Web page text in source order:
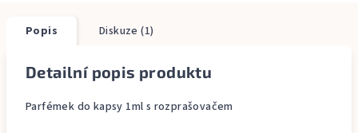
Popis Diskuze (1)
Detailní popis produktu
Parfémek do kapsy 1ml s rozprašovačem